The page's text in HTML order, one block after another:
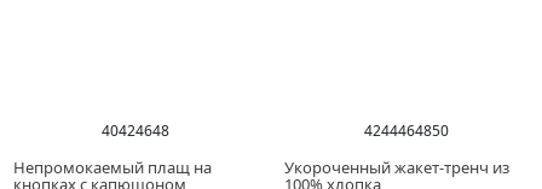
40424648
Непромокаемый плащ на
кнопках с капюшоном
4244464850
Укороченный жакет-тренч из
100% хлопка